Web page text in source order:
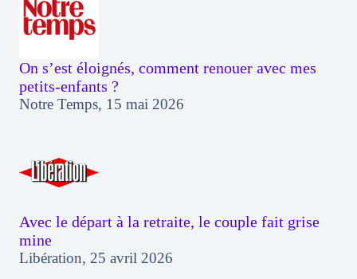
On s’est éloignés, comment renouer avec mes
petits-enfants ?
Notre Temps, 15 mai 2026
Avec le départ à la retraite, le couple fait grise
mine
Libération, 25 avril 2026